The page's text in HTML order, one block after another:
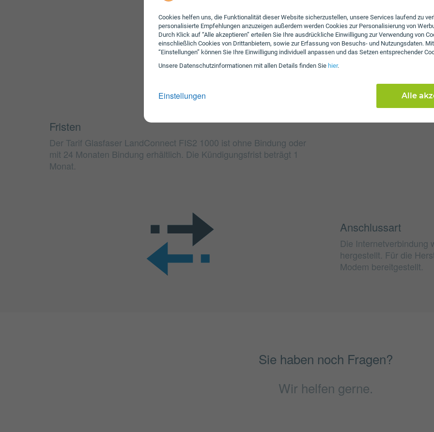
Cookies helfen uns, die Funktionalität dieser Website sicherzustellen, unsere Services laufend zu
personalisierte Empfehlungen anzuzeigen außerdem werden Cookies zur Personalisierung von
Durch Klick auf “Alle akzeptieren” erteilen Sie Ihre ausdrückliche Einwilligung zur Verwendung von
einschließlich Cookies von Drittanbietern, sowie zur Erfassung von Besuchs- und Nutzungsdaten.
“Einstellungen” können Sie Ihre Einwilligung individuell anpassen und das Setzen entsprechender
Unsere Daten­schutz­informationen mit allen Details finden Sie hier.
Einstellungen Alle
Gebühren
Beim Tarif Glasfaser
Gebühren von € 99,90
Fristen
Der Tarif Glasfaser LandConnect FIS2 1000 ist ohne Bindung oder
mit 24 Monaten Bindung erhältlich. Die Kündigungsfrist beträgt 1
Monat.
Anschlussart
Die Internetverbindung
hergestellt. Für die
Modem bereitgestellt.
Sie haben noch Fragen?
Wir helfen gerne.